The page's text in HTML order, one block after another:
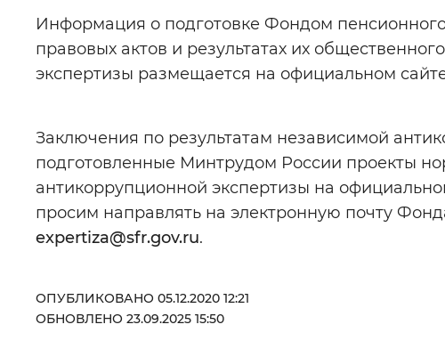
Цвет сайта: Монохромный
Звуковой ассистент: Воспроизвести
Информация о подготовке Фондом
правовых актов и результатах их
экспертизы размещается на официальном
Заключения по результатам независимой
подготовленные Минтрудом России проекты
антикоррупционной экспертизы на
просим направлять на электронную почту
expertiza@sfr.gov.ru.
ОПУБЛИКОВАНО 05.12.2020 12:21
ОБНОВЛЕНО 23.09.2025 15:50